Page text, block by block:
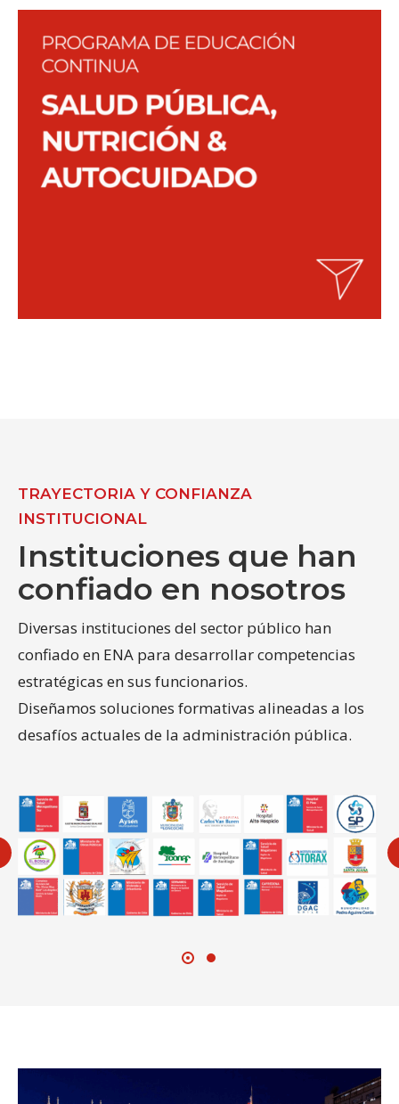
TRAYECTORIA Y CONFIANZA
INSTITUCIONAL
Instituciones que han
confiado en nosotros
Diversas instituciones del sector público han
confiado en ENA para desarrollar competencias
estratégicas en sus funcionarios.
Diseñamos soluciones formativas alineadas a los
desafíos actuales de la administración pública.